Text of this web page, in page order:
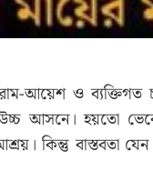
আয়েশ ও ব্যক্তিগত
আসনে। হয়তো
কিন্তু বাস্তবতা যেন